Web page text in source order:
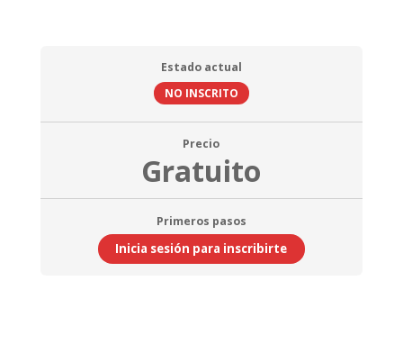
Estado actual
NO INSCRITO
Precio
Gratuito
Primeros pasos
Inicia sesión para inscribirte